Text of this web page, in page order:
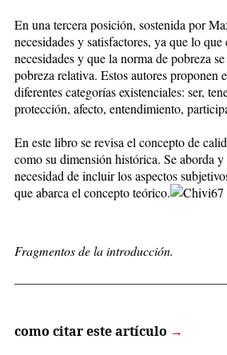
En una tercera posición, sostenida por
necesidades y satisfactores, ya que lo
necesidades y que la norma de pobreza
pobreza relativa. Estos autores proponen
diferentes categorías existenciales: ser,
protección, afecto, entendimiento,
En este libro se revisa el concepto de
como su dimensión histórica. Se aborda
necesidad de incluir los aspectos
que abarca el concepto teórico.
Fragmentos de la introducción.
como citar este artículo →